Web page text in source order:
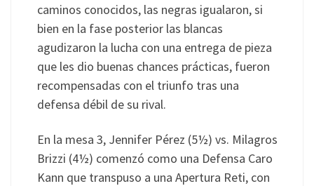
caminos conocidos, las negras igualaron, si
bien en la fase posterior las blancas
agudizaron la lucha con una entrega de pieza
que les dio buenas chances prácticas, fueron
recompensadas con el triunfo tras una
defensa débil de su rival.
En la mesa 3, Jennifer Pérez (5½) vs. Milagros
Brizzi (4½) comenzó como una Defensa Caro
Kann que transpuso a una Apertura Reti, con